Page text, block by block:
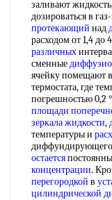
заливают
дозироваться в
протекающий над
расходом от 1,4 до
различных
сменные
ячейку помещают
термостата, где
погрешностью 0,2
площади
зеркала жидкости,
температуры и
остается
концентрации.
перегородкой в
цилиндрической